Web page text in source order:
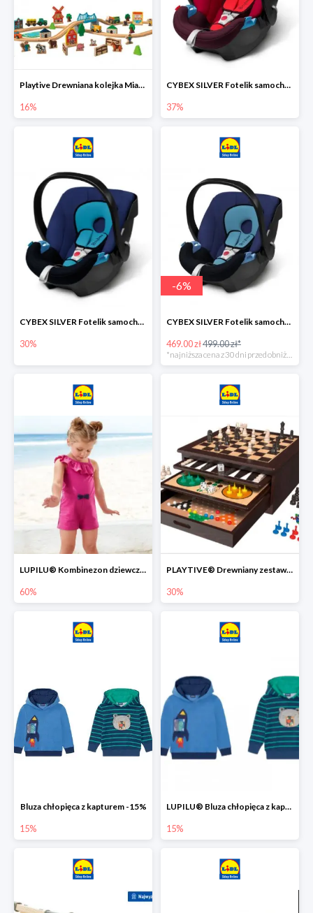
Playtive Drewniana kolejka Miasto lub Farma
16%
CYBEX SILVER Fotelik samochodowy
37%
CYBEX SILVER Fotelik samochodowy -30%
30%
-6%
CYBEX SILVER Fotelik samochodowy + dostawa gratis!
469.00 zł499.00 zł*
*najniższa cena z 30 dni przed obniżką
LUPILU® Kombinezon dziewczęcy z bawełny
60%
PLAYTIVE® Drewniany zestaw gier 10 w 1
30%
Bluza chłopięca z kapturem -15%
15%
LUPILU® Bluza chłopięca z kapturem
15%